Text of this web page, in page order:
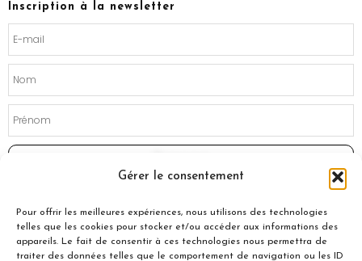
Gérer le consentement
Pour offrir les meilleures expériences, nous utilisons des technologies
telles que les cookies pour stocker et/ou accéder aux informations des
appareils. Le fait de consentir à ces technologies nous permettra de
traiter des données telles que le comportement de navigation ou les ID
o
Inscription à la newsletter